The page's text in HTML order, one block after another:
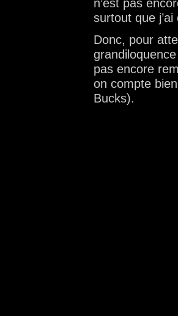
n’est pas
surtout que
Donc, pour
pas encore
on compte
Bucks).